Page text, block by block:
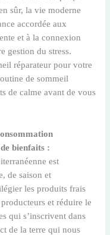
sûr, la vie moderne
accordée aux
et à la connexion
gestion du stress.
réparateur pour votre
de sommeil
de calme avant de vous
bienfaits :
est
de saison et
les produits frais
et réduire le
qui s’inscrivent dans
de la terre qui nous